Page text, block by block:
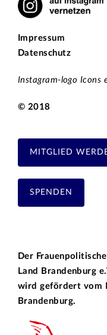
Impressum
Datenschutz
Instagram-logo Icons
© 2018
MITGLIED
SPENDEN
Der
Land Brandenburg
wird gefördert vom
Brandenburg.